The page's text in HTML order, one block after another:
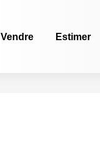
Vendre Estimer